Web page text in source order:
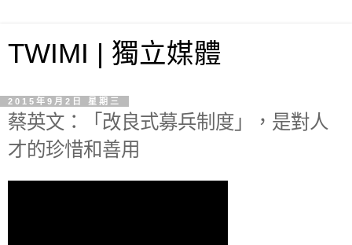
TWIMI | 獨立媒體
2015年9月2日 星期三
蔡英文：「改良式募兵制度」，是對人
才的珍惜和善用